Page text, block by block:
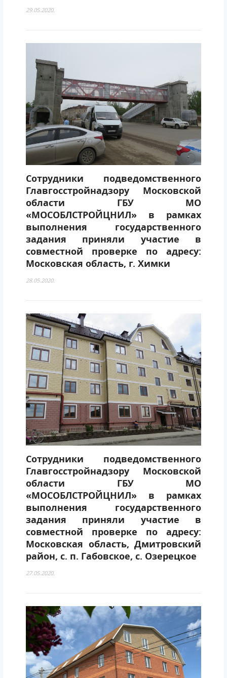
29.05.2020.
Сотрудники подведомственного
Главгосстройнадзору Московской
области ГБУ МО
«МОСОБЛСТРОЙЦНИЛ» в рамках
выполнения государственного
задания приняли участие в
совместной проверке по адресу:
Московская область, г. Химки
28.05.2020.
Сотрудники подведомственного
Главгосстройнадзору Московской
области ГБУ МО
«МОСОБЛСТРОЙЦНИЛ» в рамках
выполнения государственного
задания приняли участие в
совместной проверке по адресу:
Московская область, Дмитровский
район, с. п. Габовское, с. Озерецкое
27.05.2020.